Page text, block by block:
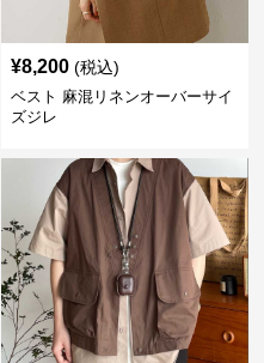
¥8,200 (税込)
ベスト 麻混リネンオーバーサイ
ズジレ